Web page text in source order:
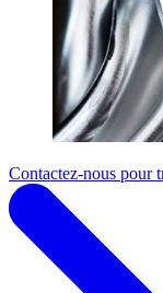
Contactez-nous pour